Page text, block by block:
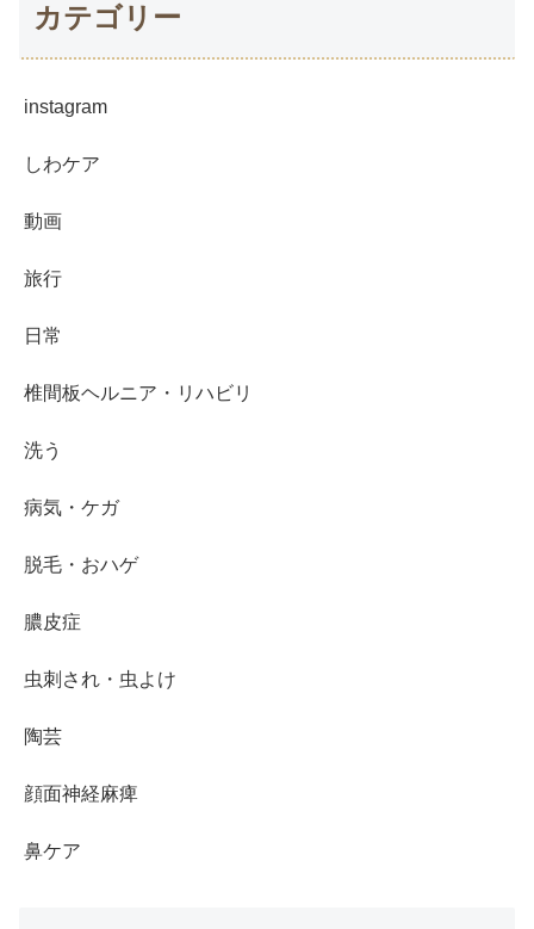
カテゴリー
instagram
しわケア
動画
旅行
日常
椎間板ヘルニア・リハビリ
洗う
病気・ケガ
脱毛・おハゲ
膿皮症
虫刺され・虫よけ
陶芸
顔面神経麻痺
鼻ケア